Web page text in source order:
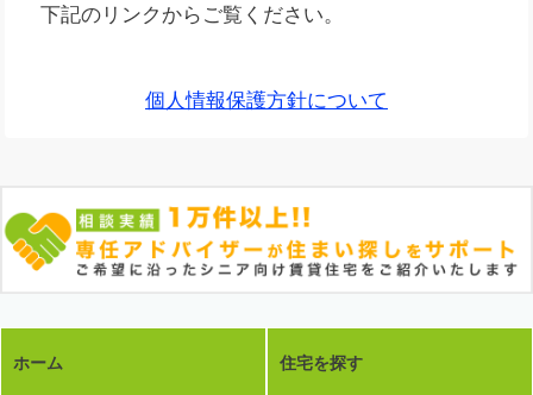
下記のリンクからご覧ください。
個人情報保護方針について
ホーム 住宅を探す